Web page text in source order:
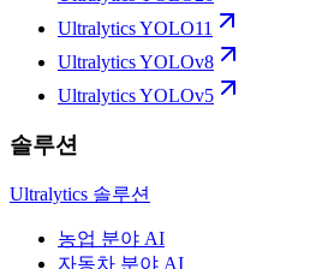
Ultralytics YOLO11
Ultralytics YOLOv8
Ultralytics YOLOv5
솔루션
Ultralytics 솔루션
농업 분야 AI
자동차 분야 AI